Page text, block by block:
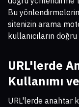
Bu
sitenizin arama
kullanıcıların
URL'lerde
Kullanımı
URL'lerde anahtar